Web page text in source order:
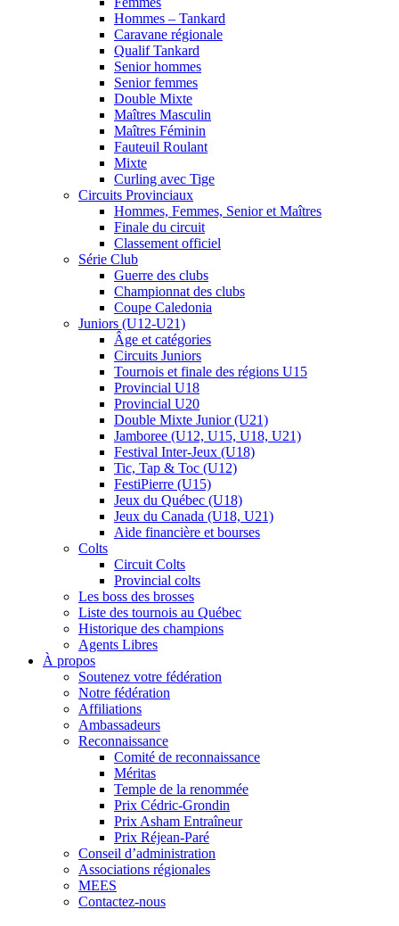
Hommes – Tankard
Caravane régionale
Qualif Tankard
Senior hommes
Senior femmes
Double Mixte
Maîtres Masculin
Maîtres Féminin
Fauteuil Roulant
Mixte
Curling avec Tige
Circuits Provinciaux
Hommes, Femmes, Senior et Maîtres
Finale du circuit
Classement officiel
Série Club
Guerre des clubs
Championnat des clubs
Coupe Caledonia
Juniors (U12-U21)
Âge et catégories
Circuits Juniors
Tournois et finale des régions U15
Provincial U18
Provincial U20
Double Mixte Junior (U21)
Jamboree (U12, U15, U18, U21)
Festival Inter-Jeux (U18)
Tic, Tap & Toc (U12)
FestiPierre (U15)
Jeux du Québec (U18)
Jeux du Canada (U18, U21)
Aide financière et bourses
Colts
Circuit Colts
Provincial colts
Les boss des brosses
Liste des tournois au Québec
Historique des champions
Agents Libres
À propos
Soutenez votre fédération
Notre fédération
Affiliations
Ambassadeurs
Reconnaissance
Comité de reconnaissance
Méritas
Temple de la renommée
Prix Cédric-Grondin
Prix Asham Entraîneur
Prix Réjean-Paré
Conseil d’administration
Associations régionales
MEES
Contactez-nous